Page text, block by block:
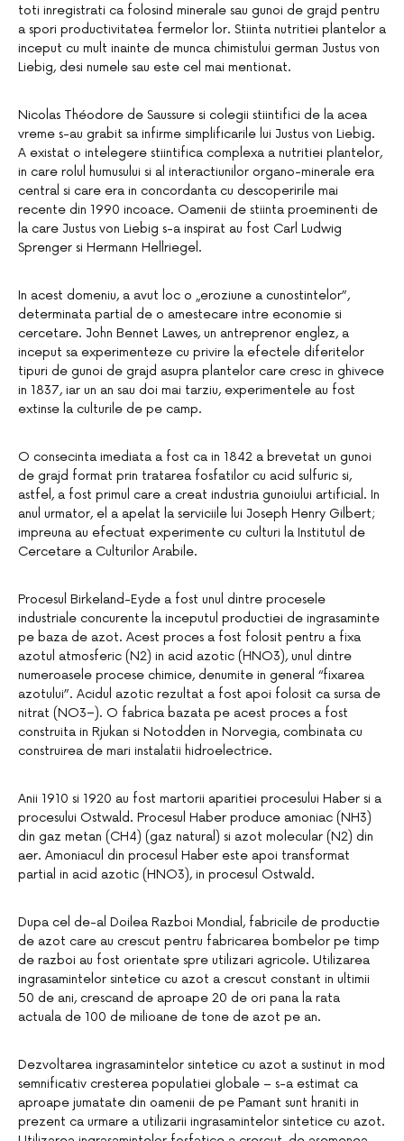
toti inregistrati ca folosind minerale sau gunoi de grajd pentru
a spori productivitatea fermelor lor. Stiinta nutritiei plantelor a
inceput cu mult inainte de munca chimistului german Justus von
Liebig, desi numele sau este cel mai mentionat.
Nicolas Théodore de Saussure si colegii stiintifici de la acea
vreme s-au grabit sa infirme simplificarile lui Justus von Liebig.
A existat o intelegere stiintifica complexa a nutritiei plantelor,
in care rolul humusului si al interactiunilor organo-minerale era
central si care era in concordanta cu descoperirile mai
recente din 1990 incoace. Oamenii de stiinta proeminenti de
la care Justus von Liebig s-a inspirat au fost Carl Ludwig
Sprenger si Hermann Hellriegel.
In acest domeniu, a avut loc o „eroziune a cunostintelor”,
determinata partial de o amestecare intre economie si
cercetare. John Bennet Lawes, un antreprenor englez, a
inceput sa experimenteze cu privire la efectele diferitelor
tipuri de gunoi de grajd asupra plantelor care cresc in ghivece
in 1837, iar un an sau doi mai tarziu, experimentele au fost
extinse la culturile de pe camp.
O consecinta imediata a fost ca in 1842 a brevetat un gunoi
de grajd format prin tratarea fosfatilor cu acid sulfuric si,
astfel, a fost primul care a creat industria gunoiului artificial. In
anul urmator, el a apelat la serviciile lui Joseph Henry Gilbert;
impreuna au efectuat experimente cu culturi la Institutul de
Cercetare a Culturilor Arabile.
Procesul Birkeland-Eyde a fost unul dintre procesele
industriale concurente la inceputul productiei de ingrasaminte
pe baza de azot. Acest proces a fost folosit pentru a fixa
azotul atmosferic (N2) in acid azotic (HNO3), unul dintre
numeroasele procese chimice, denumite in general “fixarea
azotului”. Acidul azotic rezultat a fost apoi folosit ca sursa de
nitrat (NO3−). O fabrica bazata pe acest proces a fost
construita in Rjukan si Notodden in Norvegia, combinata cu
construirea de mari instalatii hidroelectrice.
Anii 1910 si 1920 au fost martorii aparitiei procesului Haber si a
procesului Ostwald. Procesul Haber produce amoniac (NH3)
din gaz metan (CH4) (gaz natural) si azot molecular (N2) din
aer. Amoniacul din procesul Haber este apoi transformat
partial in acid azotic (HNO3), in procesul Ostwald.
Dupa cel de-al Doilea Razboi Mondial, fabricile de productie
de azot care au crescut pentru fabricarea bombelor pe timp
de razboi au fost orientate spre utilizari agricole. Utilizarea
ingrasamintelor sintetice cu azot a crescut constant in ultimii
50 de ani, crescand de aproape 20 de ori pana la rata
actuala de 100 de milioane de tone de azot pe an.
Dezvoltarea ingrasamintelor sintetice cu azot a sustinut in mod
semnificativ cresterea populatiei globale – s-a estimat ca
aproape jumatate din oamenii de pe Pamant sunt hraniti in
prezent ca urmare a utilizarii ingrasamintelor sintetice cu azot.